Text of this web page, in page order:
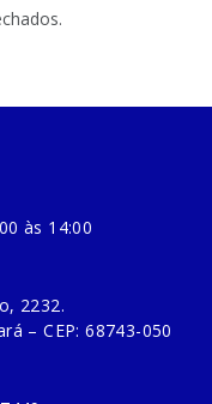
às 14:00
2232.
– CEP: 68743-050